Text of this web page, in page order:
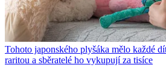
Tohoto japonského plyšáka mělo každé
raritou a sběratelé ho vykupují za tisíce